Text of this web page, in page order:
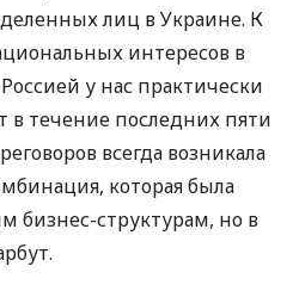
лиц в Украине. К
интересов в
у нас практически
в течение последних пяти
всегда возникала
которая была
бизнес-структурам, но в